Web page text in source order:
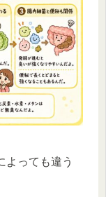
よっても違う